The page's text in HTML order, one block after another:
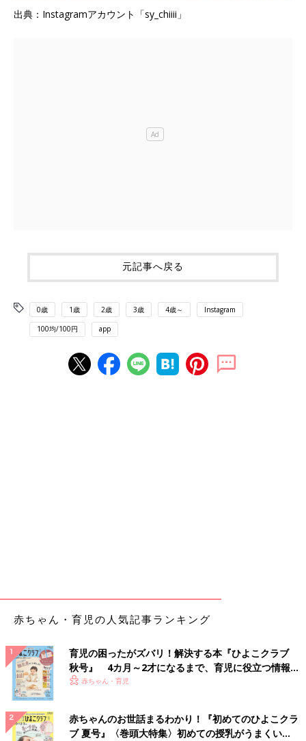
出典：Instagramアカウント「sy_chiiii」
元記事へ戻る
0歳 1歳 2歳 3歳 4歳～ Instagram
100均/100円 app
赤ちゃん・育児の人気記事ランキング
育児の困ったがズバリ！解決する本『ひよこクラブ
秋号』 4カ月～2才になるまで、育児に役立つ情報が
いっぱい！
赤ちゃん・育児
赤ちゃんのお世話まるわかり！『初めてのひよこクラ
ブ 夏号』〈巻頭大特集〉初めての授乳がうまくい